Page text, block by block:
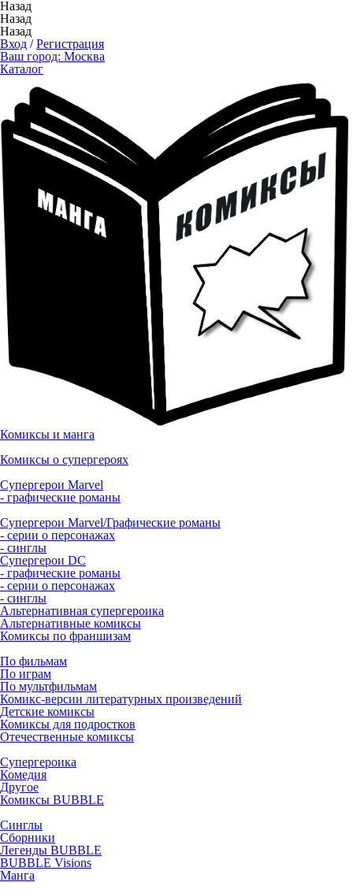
Назад
Назад
Назад
Вход /Регистрация
Ваш город: Москва
Каталог
Комиксы и манга
Комиксы о супергероях
Супергерои Marvel
- графические романы
Супергерои Marvel/Графические романы
- серии о персонажах
- синглы
Супергерои DC
- графические романы
- серии о персонажах
- синглы
Альтернативная супергероика
Альтернативные комиксы
Комиксы по франшизам
По фильмам
По играм
По мультфильмам
Комикс-версии литературных произведений
Детские комиксы
Комиксы для подростков
Отечественные комиксы
Супергероика
Комедия
Другое
Комиксы BUBBLE
Синглы
Сборники
Легенды BUBBLE
BUBBLE Visions
Манга